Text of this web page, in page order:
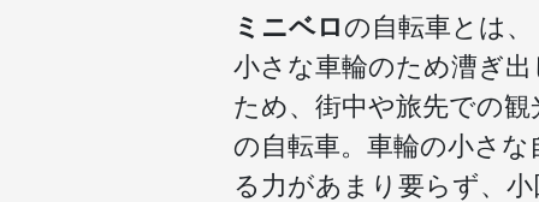
ミニベロの自転車とは
小さな車輪のため漕ぎ
ため、街中や旅先での
の自転車。車輪の小さ
る力があまり要らず、